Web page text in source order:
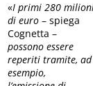
«I primi 280
di euro – spiega
Cognetta –
possono essere
reperiti tramite, ad
esempio,